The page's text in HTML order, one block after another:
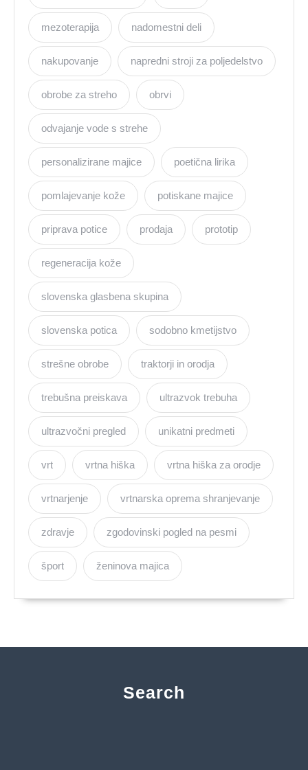
mezoterapija nadomestni deli
nakupovanje napredni stroji za poljedelstvo
obrobe za streho obrvi
odvajanje vode s strehe
personalizirane majice poetična lirika
pomlajevanje kože potiskane majice
priprava potice prodaja prototip
regeneracija kože
slovenska glasbena skupina
slovenska potica sodobno kmetijstvo
strešne obrobe traktorji in orodja
trebušna preiskava ultrazvok trebuha
ultrazvočni pregled unikatni predmeti
vrt vrtna hiška vrtna hiška za orodje
vrtnarjenje vrtnarska oprema shranjevanje
zdravje zgodovinski pogled na pesmi
šport ženinova majica
Search